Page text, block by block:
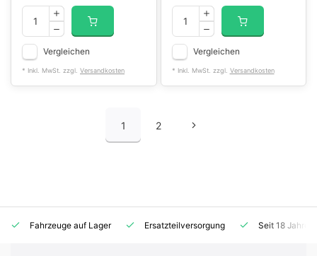
Vergleichen
* Inkl. MwSt. zzgl. Versandkosten
Vergleichen
* Inkl. MwSt. zzgl. Versandkosten
1 2
Fahrzeuge auf Lager Ersatzteilversorgung Seit 18